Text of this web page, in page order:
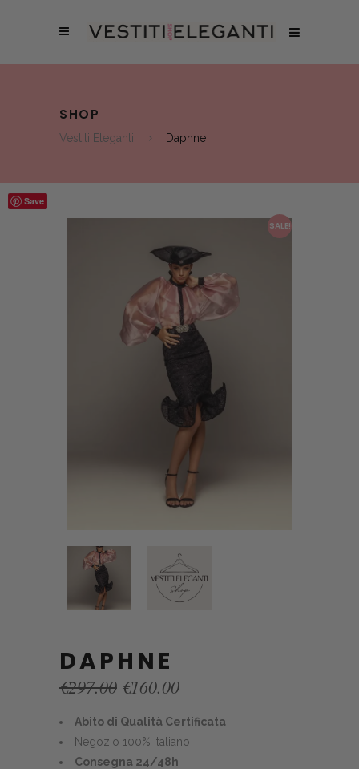
SHOP
Vestiti Eleganti Daphne
Save
SALE!
DAPHNE
€297.00 Original
was:
€297.00.
€160.00Current
is:
€160.00.
Abito di Qualità Certificata
Negozio 100% Italiano
Consegna 24/48h